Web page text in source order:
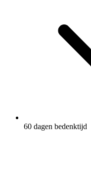
60 dagen bedenktijd